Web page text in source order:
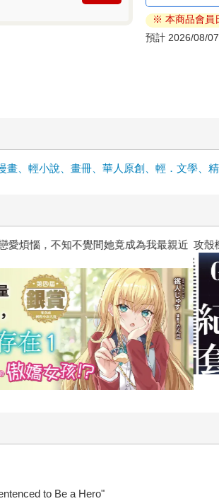
※ 本商品會員
預計 2026/08/
、輕小說、畫冊、華人原創、輕．文學、
愛煩惱，不知不覺間她竟成為我最親近 攻殼
to Be a Hero"